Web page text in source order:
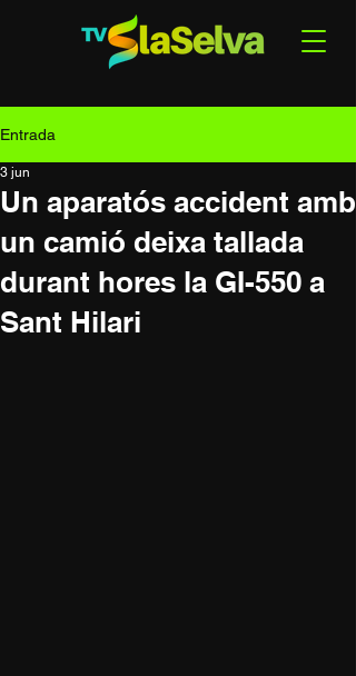
Entrada
Un aparatós accident amb
un camió deixa tallada
durant hores la GI-550 a
Sant Hilari
3 jun